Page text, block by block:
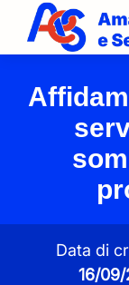
Data di
16/